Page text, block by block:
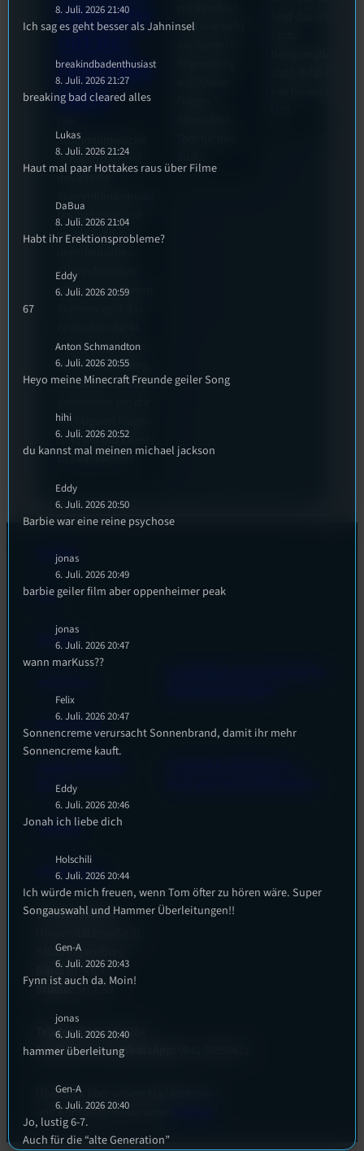
Interview
mit der
Festivalle
iterin
Stummfilmwoche
in Regensburg ist
das älteste
Deutschland und
wurde auch mit
Stummfilmpreis
2022 gekürt. Diesen
Runde und Nicole,
die Festivalleitung,
hat sich für uns Zeit
wichtigsten Fragen
rund um das Event
zu beantworten.
Und wie sieht
Kontakt
FAQ
Satzung
Datenschutz
(EU)
Empfang
EPK & Presse
Studentenfunk
93053 Regensburg
Büro:PT 4.0.73
Studio:SH 1.39
Telefon:0941 9435784
Studio Call-In & WhatsApp:
Überblick über unsere Mailadressen
und Kontaktformular unter
8. Juli. 2026 21:40
Ich sag es geht besser als Jahninsel
breakindbadenthusiast
8. Juli. 2026 21:27
breaking bad cleared alles
Lukas
8. Juli. 2026 21:24
Haut mal paar Hottakes raus über Filme
DaBua
8. Juli. 2026 21:04
Habt ihr Erektionsprobleme?
Eddy
6. Juli. 2026 20:59
67
Anton Schmandton
6. Juli. 2026 20:55
Heyo meine Minecraft Freunde geiler Song
hihi
6. Juli. 2026 20:52
du kannst mal meinen michael jackson
Eddy
6. Juli. 2026 20:50
Barbie war eine reine psychose
jonas
6. Juli. 2026 20:49
barbie geiler film aber oppenheimer peak
jonas
6. Juli. 2026 20:47
wann marKuss??
Felix
6. Juli. 2026 20:47
Sonnencreme verursacht Sonnenbrand, damit ihr mehr
Sonnencreme kauft.
Eddy
6. Juli. 2026 20:46
Jonah ich liebe dich
Holschili
6. Juli. 2026 20:44
Ich würde mich freuen, wenn Tom öfter zu hören wäre. Super
Songauswahl und Hammer Überleitungen!!
Gen-A
6. Juli. 2026 20:43
Fynn ist auch da. Moin!
jonas
6. Juli. 2026 20:40
hammer überleitung
Gen-A
6. Juli. 2026 20:40
Jo, lustig 6-7.
Auch für die “alte Generation”